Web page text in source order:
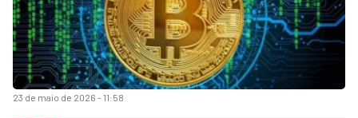
23 de maio de 2026 - 11:58